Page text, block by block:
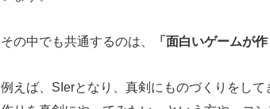
その中でも共通するのは、 「面白いゲームが
例えば、SIerとなり、真剣にものづくりをし